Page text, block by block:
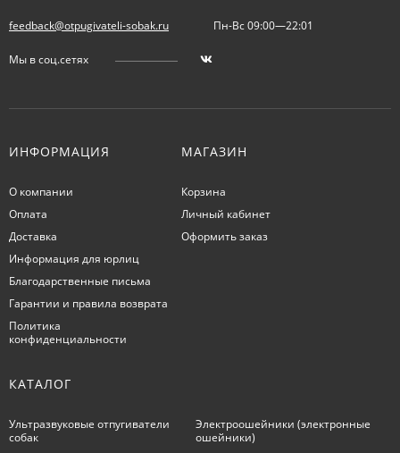
feedback@otpugivateli-sobak.ru Пн-Вс 09:00—22:01
Мы в соц.сетях
ИНФОРМАЦИЯ
О компании
Оплата
Доставка
Информация для юрлиц
Благодарственные письма
Гарантии и правила возврата
Политика
конфиденциальности
МАГАЗИН
Корзина
Личный кабинет
Оформить заказ
КАТАЛОГ
Ультразвуковые отпугиватели
собак
Электроошейники (электронные
ошейники)